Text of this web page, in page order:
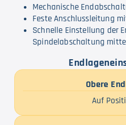
Mechanische
Feste Anschlussleitung
Schnelle Einstellung der
Spindelabschaltung
Obere
Auf